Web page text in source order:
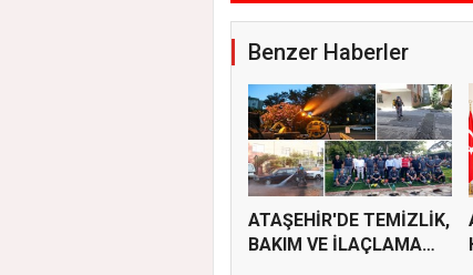
Benzer Haberler
ATAŞEHİR'DE TEMİZLİK,
BAKIM VE İLAÇLAMA